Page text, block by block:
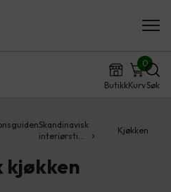
ButikkKurv
0
Søk
Skandinavisk
interiørsti…
Kjøkken
kjøkken